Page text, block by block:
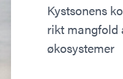
Kystsonens
rikt mangfold
økosystemer